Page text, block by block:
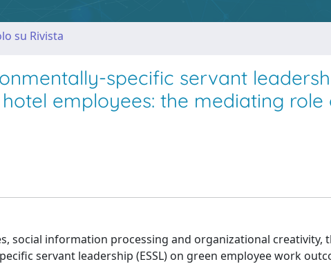
su Rivista
specific servant
employees: the mediating role
social information processing and organizational creativity,
servant leadership (ESSL) on green employee work